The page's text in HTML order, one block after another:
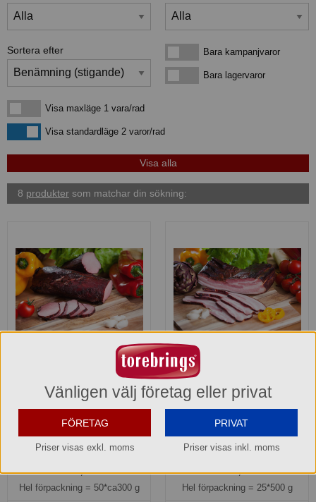
Sortera efter Bara kampanjvarorBara kampanjvaror
Bara lagervarorBara lagervaror
Visa maxläge 1 vara/rad
Visa maxläge 1 vara/rad
Visa standardlägeVisa standardläge 2 varor/rad
8 produkter som matchar din sökning:
Basturökt Fläskfilé Nässjö
Chark
75,90 kr
Del av förpackning = ca300 g
3.795,00 kr
Hel förpackning = 50*ca300 g
Basturökt Sidfläsk Nässjö
Chark
84,90 kr
Del av förpackning =500 g
2.122,50 kr
Hel förpackning = 25*500 g
Vänligen välj företag eller privat
FÖRETAG
Priser visas exkl. moms
PRIVAT
Priser visas inkl. moms